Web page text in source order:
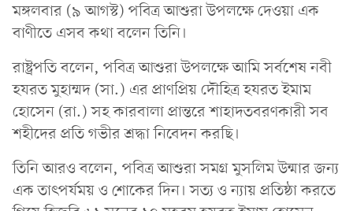
মঙ্গলবার (৯ আগস্ট) পবিত্র আশুরা উপলক্ষে দেওয়া এক
বাণীতে এসব কথা বলেন তিনি।
রাষ্ট্রপতি বলেন, পবিত্র আশুরা উপলক্ষে আমি সর্বশেষ নবী
হযরত মুহাম্মদ (সা.) এর প্রাণপ্রিয় দৌহিত্র হযরত ইমাম
হোসেন (রা.) সহ কারবালা প্রান্তরে শাহাদতবরণকারী সব
শহীদের প্রতি গভীর শ্রদ্ধা নিবেদন করছি।
তিনি আরও বলেন, পবিত্র আশুরা সমগ্র মুসলিম উন্মার জন্য
এক তাৎপর্যময় ও শোকের দিন। সত্য ও ন্যায় প্রতিষ্ঠা করতে